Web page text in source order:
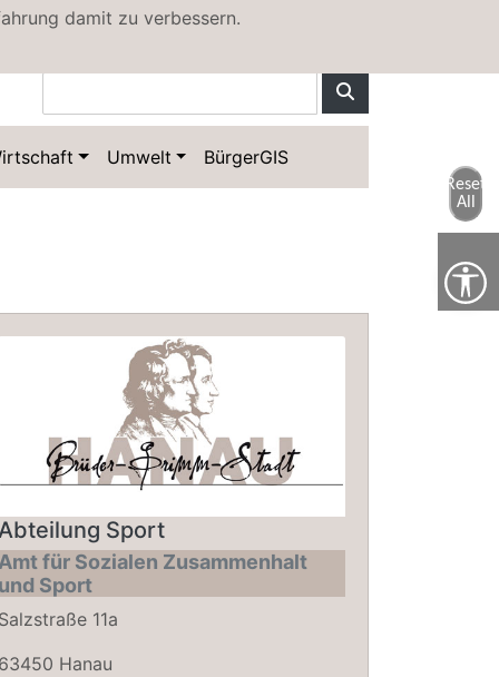
damit zu verbessern.
Kontakt Sitemap
Umwelt BürgerGIS
Sport
für Sozialen Zusammenhalt
und Sport
Salzstraße 11a
63450 Hanau
Reset
All